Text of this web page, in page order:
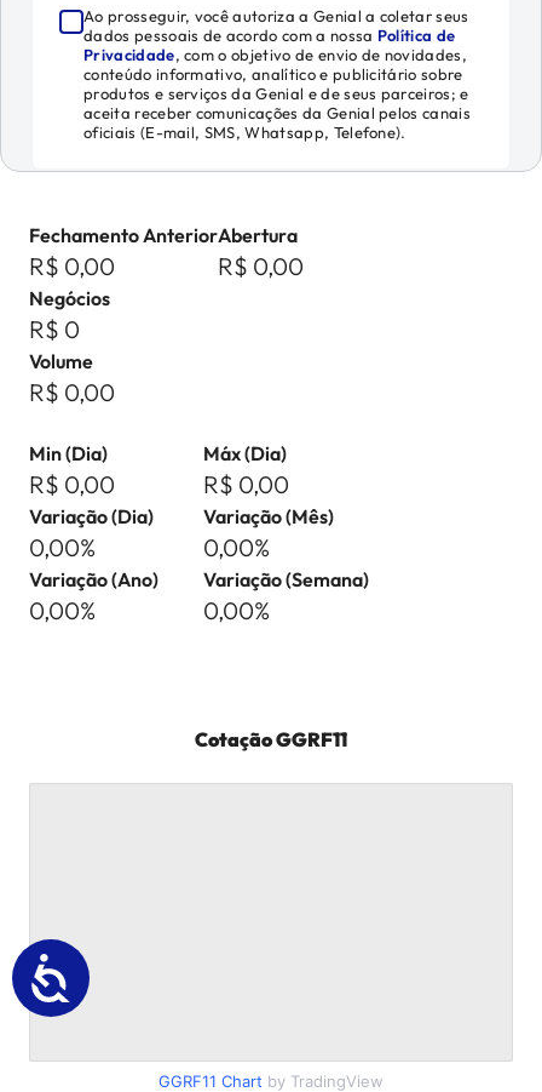
Ao prosseguir, você autoriza a Genial a coletar seus
dados pessoais de acordo com a nossa Política de
Privacidade, com o objetivo de envio de novidades,
conteúdo informativo, analítico e publicitário sobre
produtos e serviços da Genial e de seus parceiros; e
aceita receber comunicações da Genial pelos canais
oficiais (E-mail, SMS, Whatsapp, Telefone).
Fechamento Anterior
R$ 0,00
Abertura
R$ 0,00
Negócios
R$ 0
Volume
R$ 0,00
Min (Dia)
R$ 0,00
Máx (Dia)
R$ 0,00
Variação (Dia)
0,00%
Variação (Mês)
0,00%
Variação (Ano)
0,00%
Variação (Semana)
0,00%
CotaçãoGGRF11
GGRF11 Chart by TradingView